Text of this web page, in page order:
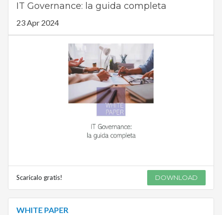
IT Governance: la guida completa
23 Apr 2024
Scaricalo gratis! DOWNLOAD
WHITE PAPER